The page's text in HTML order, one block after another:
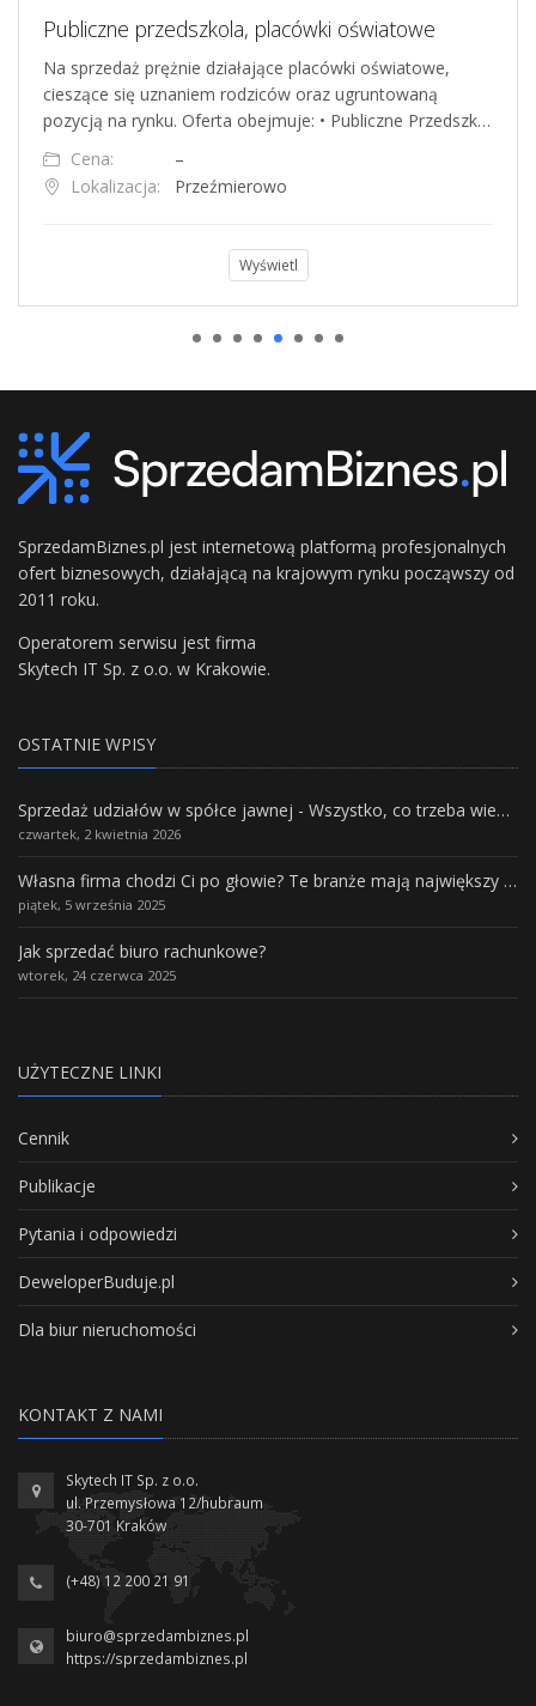
Publiczne przedszkola, placówki oświatowe
Na sprzedaż prężnie działające placówki oświatowe,
cieszące się uznaniem rodziców oraz ugruntowaną
pozycją na rynku. Oferta obejmuje: • Publiczne Przedszk…
Cena:
–
Lokalizacja:
Przeźmierowo
Wyświetl
SprzedamBiznes.pl jest internetową platformą profesjonalnych
ofert biznesowych, działającą na krajowym rynku począwszy od
2011 roku.
Operatorem serwisu jest firma
Skytech IT Sp. z o.o. w Krakowie.
OSTATNIE WPISY
Sprzedaż udziałów w spółce jawnej - Wszystko, co trzeba wiedzieć.
czwartek, 2 kwietnia 2026
Własna firma chodzi Ci po głowie? Te branże mają największy potencjał rozwoju
piątek, 5 września 2025
Jak sprzedać biuro rachunkowe?
wtorek, 24 czerwca 2025
UŻYTECZNE LINKI
Cennik
Publikacje
Pytania i odpowiedzi
DeweloperBuduje.pl
Dla biur nieruchomości
KONTAKT Z NAMI
Skytech IT Sp. z o.o.
ul. Przemysłowa 12/hubraum
30-701 Kraków
(+48) 12 200 21 91
biuro@sprzedambiznes.pl
https://sprzedambiznes.pl